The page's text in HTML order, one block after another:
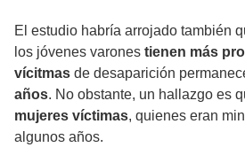
El estudio habría arrojado también
los jóvenes varones tienen más
vícitmas de desaparición
años. No obstante, un hallazgo es
mujeres víctimas, quienes eran
algunos años.